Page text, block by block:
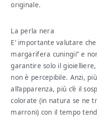
originale.
La perla nera
E’ importante valutare
margarifera cuningii” e
garantire solo il
non è percepibile. Anzi,
all’apparenza, più c’è il
colorate (in natura se ne
marroni) con il tempo